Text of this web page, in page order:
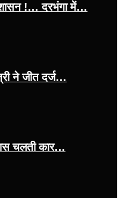
!… दरभंगा में…
ने जीत दर्ज…
चलती कार…